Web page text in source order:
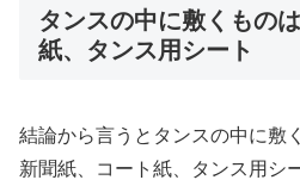
タンスの中に敷くもの
紙、タンス用シート
結論から言うとタンスの中に敷
新聞紙、コート紙、タンス用シ